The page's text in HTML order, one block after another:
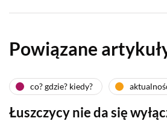
Powiązane
co? gdzie? kiedy?
Łuszczycy nie da się